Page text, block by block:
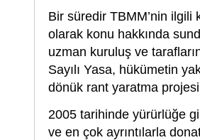
Bir süredir TBMM’nin ilgili
olarak konu hakkında
uzman kuruluş ve
Sayılı Yasa, hükümetin
dönük rant yaratma
2005 tarihinde yürürlüğe
ve en çok ayrıntılarla